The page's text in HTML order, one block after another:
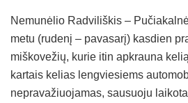
Nemunėlio Radviliškis –
metu (rudenį – pavasarį) kasdien
miškovežių, kurie itin apkrauna
kartais kelias lengviesiems
nepravažiuojamas, sausuoju